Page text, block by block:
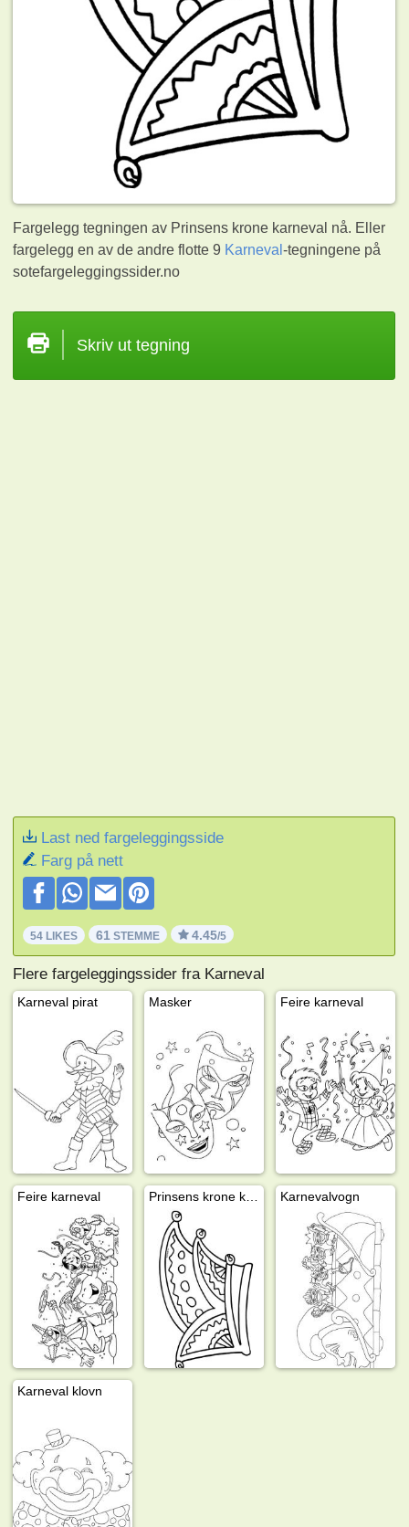
Fargelegg tegningen av Prinsens krone karneval nå. Eller
fargelegg en av de andre flotte 9 Karneval-tegningene på
sotefargeleggingssider.no
Skriv ut tegning
Last ned fargeleggingsside
Farg på nett
54 LIKES 61 STEMME 4.45/5
Flere fargeleggingssider fra Karneval
Karneval pirat Masker Feire karneval
Feire karneval Karnevalvogn
Karneval klovn